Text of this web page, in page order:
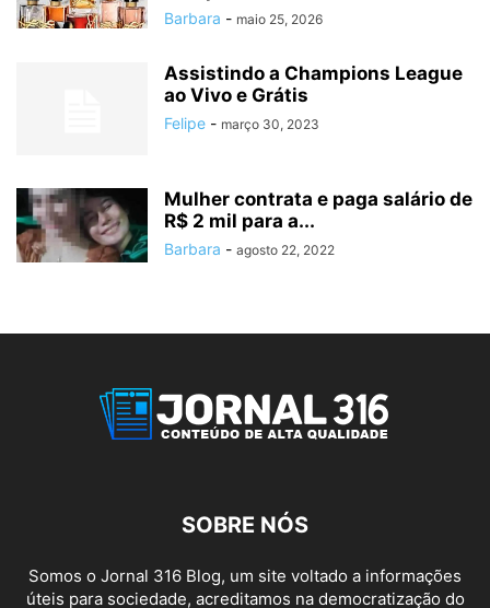
Barbara - maio 25, 2026
Assistindo a Champions League
ao Vivo e Grátis
Felipe - março 30, 2023
Mulher contrata e paga salário de
R$ 2 mil para a...
Barbara - agosto 22, 2022
SOBRE NÓS
Somos o Jornal 316 Blog, um site voltado a informações
úteis para sociedade, acreditamos na democratização do